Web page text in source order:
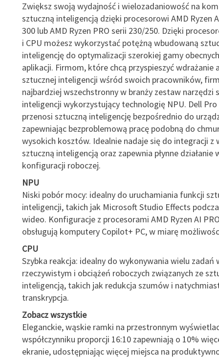
Zwiększ swoją wydajność i wielozadaniowość na
sztuczną inteligencją dzięki procesorowi AMD Ryzen
300 lub AMD Ryzen PRO serii 230/250. Dzięki
i CPU możesz wykorzystać potężną wbudowaną
inteligencję do optymalizacji szerokiej gamy obecnych
aplikacji. Firmom, które chcą przyspieszyć wdrażanie
sztucznej inteligencji wśród swoich pracowników,
najbardziej wszechstronny w branży zestaw narzędzi
inteligencji wykorzystujący technologię NPU. Dell Pro
przenosi sztuczną inteligencję bezpośrednio do
zapewniając bezproblemową pracę podobną do
wysokich kosztów. Idealnie nadaje się do integracji z
sztuczną inteligencją oraz zapewnia płynne działanie
konfiguracji roboczej.
NPU
Niski pobór mocy: idealny do uruchamiania funkcji
inteligencji, takich jak Microsoft Studio Effects
wideo. Konfiguracje z procesorami AMD Ryzen AI
obsługują komputery Copilot+ PC, w miarę
CPU
Szybka reakcja: idealny do wykonywania wielu zadań
rzeczywistym i obciążeń roboczych związanych ze
inteligencją, takich jak redukcja szumów i
transkrypcja.
Zobacz wszystkie
Eleganckie, wąskie ramki na przestronnym
współczynniku proporcji 16:10 zapewniają o 10%
ekranie, udostępniając więcej miejsca na